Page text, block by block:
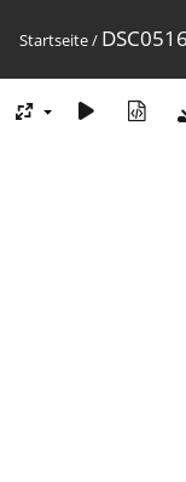
Startseite/